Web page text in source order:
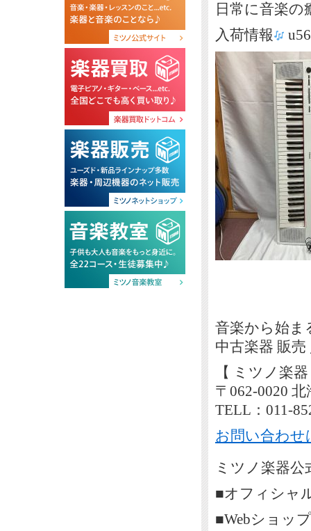
日常に音楽の
入荷情報
音楽から始ま
中古楽器 販
【 ミツノ楽
〒062-0020
TELL：011-
お問い合わせ
ミツノ楽器
■オフィシャ
■Webショッ